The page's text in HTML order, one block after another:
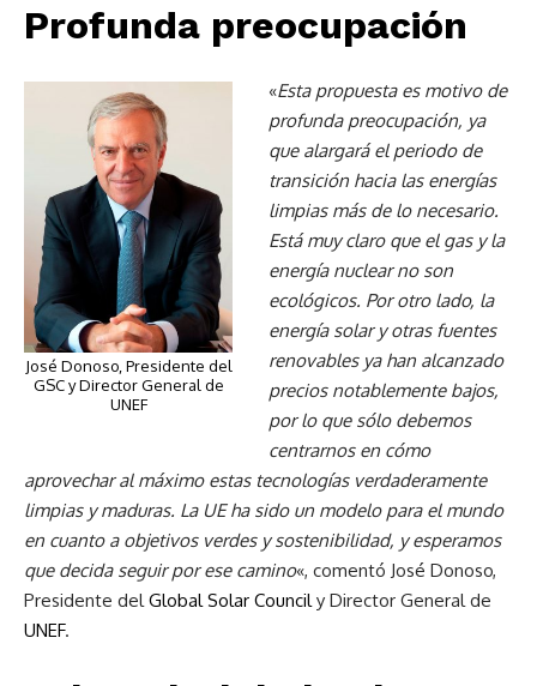
Profunda preocupación
José Donoso, Presidente del
GSC y Director General de
UNEF
«Esta propuesta es motivo de
profunda preocupación, ya
que alargará el periodo de
transición hacia las energías
limpias más de lo necesario.
Está muy claro que el gas y la
energía nuclear no son
ecológicos. Por otro lado, la
energía solar y otras fuentes
renovables ya han alcanzado
precios notablemente bajos,
por lo que sólo debemos
centrarnos en cómo
aprovechar al máximo estas tecnologías verdaderamente
limpias y maduras. La UE ha sido un modelo para el mundo
en cuanto a objetivos verdes y sostenibilidad, y esperamos
que decida seguir por ese camino«, comentó José Donoso,
Presidente delGlobal Solar Councily Director General de
UNEF.